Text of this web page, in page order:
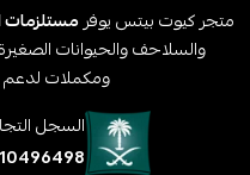
متجر كيوت بيتس يوفر مستلزمات
والسلاحف والحيوانات
ومكملات
السجل